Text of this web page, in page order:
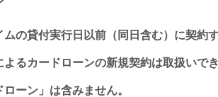
貸付実行日以前（同日含む）に契約す
るカードローンの新規契約は取扱いでき
ーン」は含みません。